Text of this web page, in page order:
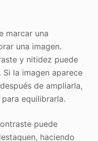
marcar una
una imagen.
y nitidez puede
la imagen aparece
de ampliarla,
equilibrarla.
puede
haciendo